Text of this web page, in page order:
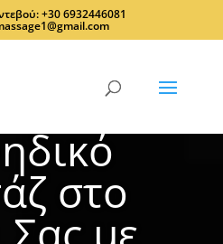
+30 6932446081
στο